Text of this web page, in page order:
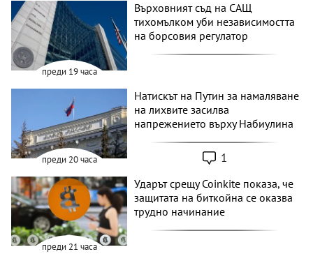
преди 19 часа
Върховният съд на САЩ
тихомълком уби независимостта
на борсовия регулатор
преди 20 часа
Натискът на Путин за намаляване
на лихвите засилва
напрежението върху Набиулина
1
преди 21 часа
Ударът срещу Coinkite показа, че
защитата на биткойна се оказва
трудно начинание